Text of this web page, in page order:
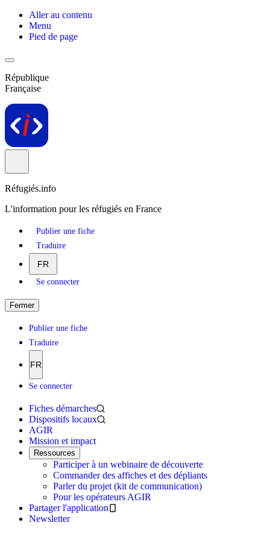
Aller au contenu
Menu
Pied de page
République
Française
Réfugiés.info
L'information pour les réfugiés en France
Publier une fiche
Traduire
FR
Se connecter
Fermer
Publier une fiche
Traduire
FR
Se connecter
Fiches démarches
Dispositifs locaux
AGIR
Mission et impact
Ressources
Participer à un webinaire de découverte
Commander des affiches et des dépliants
Parler du projet (kit de communication)
Pour les opérateurs AGIR
Partager l'application
Newsletter